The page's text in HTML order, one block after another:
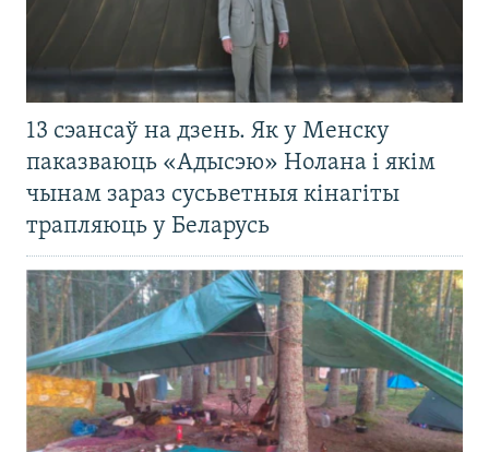
13 сэансаў на дзень. Як у Менску
паказваюць «Адысэю» Нолана і якім
чынам зараз сусьветныя кінагіты
трапляюць у Беларусь